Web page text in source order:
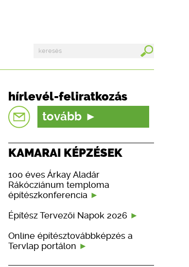
hírlevél-feliratkozás
tovább
KAMARAI KÉPZÉSEK
100 éves Árkay Aladár
Rákócziánum temploma
építészkonferencia
Építész Tervezői Napok 2026
Online építésztovábbképzés a
Tervlap portálon